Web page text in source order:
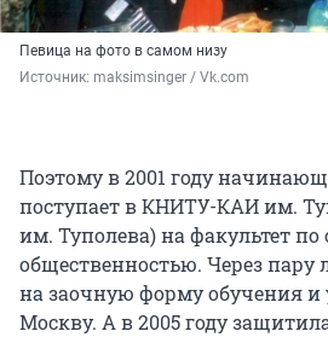
Певица на фото в самом низу
Источник: maksimsinger / Vk.com
Поэтому в 2001 году
поступает в КНИТУ-КАИ им.
им. Туполева) на факультет по
общественностью. Через пару
на заочную форму обучения и
Москву. А в 2005 году